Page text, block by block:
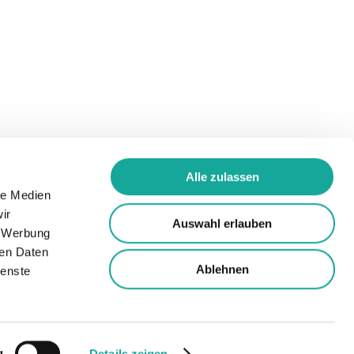
Medien
Daten
Alle zulassen
Auswahl erlauben
Ablehnen
2026summiteer GmbH